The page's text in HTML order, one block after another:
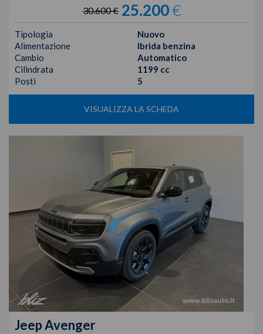
30.600 € 25.200€
Tipologia
Nuovo
Alimentazione
Ibrida benzina
Cambio
Automatico
Cilindrata
1199 cc
Posti
5
VISUALIZZA LA SCHEDA
JeepAvenger